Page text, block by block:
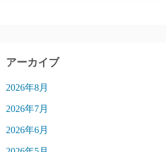
アーカイブ
2026年8月
2026年7月
2026年6月